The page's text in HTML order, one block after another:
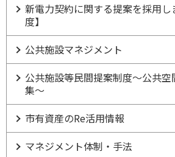
新電力契約に関する提案を採用
度】
公共施設マネジメント
公共施設等民間提案制度～公共
集～
市有資産のRe活用情報
マネジメント体制・手法